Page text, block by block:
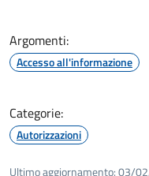
Argomenti:
Accesso all'informazione
Categorie:
Autorizzazioni
Ultimo aggiornamento:03/